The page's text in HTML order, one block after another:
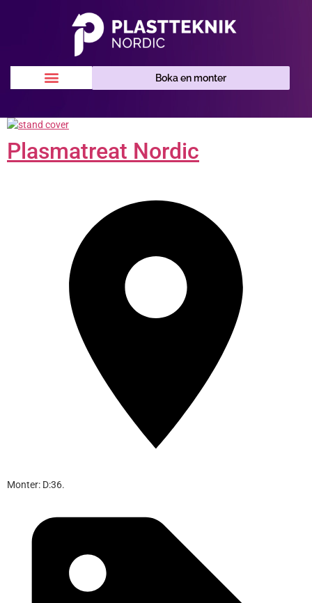
Boka en monter
Plasmatreat Nordic
Monter: D:36.